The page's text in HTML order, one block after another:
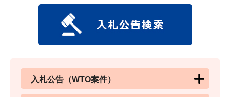
入札公告（WTO案件）